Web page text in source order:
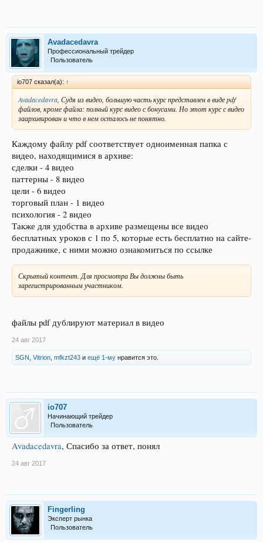
Avadacedavra
Профессиональный трейдер
Пользователь
io707 сказал(а): ↑
Avadacedavra , Судя из видео, большую часть курс представлен в виде pdf
файлов, кроме файла: полный курс видео с бонусами. Но этот курс с видео
заархивирован и что в нем осталось не понятно.
Каждому файлу pdf соответствует одноименная папка с
видео, находящимися в архиве:
сделки - 4 видео
паттерны - 8 видео
цели - 6 видео
торговый план - 1 видео
психология - 2 видео
Также для удобства в архиве размещены все видео
бесплатных уроков с 1 по 5, которые есть бесплатно на сайте-
продажнике, с ними можно ознакомиться по ссылке
Скрытый контент. Для просмотра Вы должны быть
зарегистрированным участником.
файлы pdf дублируют материал в видео
24 авг 2017
SGN, Vitrion, mfkzt243 и ещё 1-му нравится это.
io707
Начинающий трейдер
Пользователь
Avadacedavra, Спасибо за ответ, понял
24 авг 2017
Fingerling
Эксперт рынка
Пользователь